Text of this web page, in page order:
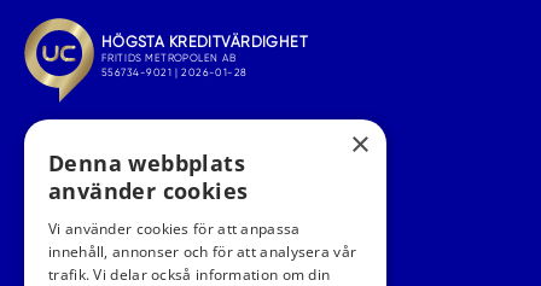
×
Denna webbplats
använder cookies
Vi använder cookies för att anpassa
innehåll, annonser och för att analysera vår
trafik. Vi delar också information om din